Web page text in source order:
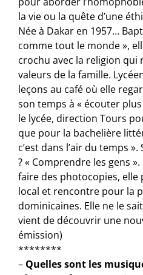
la vie ou la quête d’une
Née à Dakar en 1957…
comme tout le monde »,
crochu avec la religion qui
valeurs de la famille.
leçons au café où elle
son temps à « écouter
le lycée, direction Tours
que pour la bachelière
c’est dans l’air du temps
? « Comprendre les gens
faire des photocopies, elle
local et rencontre pour la
dominicaines. Elle ne le
vient de découvrir une
émission)
********
– Quelles sont les